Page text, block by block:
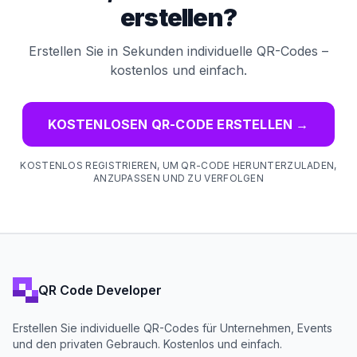
erstellen?
Erstellen Sie in Sekunden individuelle QR-Codes –
kostenlos und einfach.
KOSTENLOSEN QR-CODE ERSTELLEN →
KOSTENLOS REGISTRIEREN, UM QR-CODE HERUNTERZULADEN,
ANZUPASSEN UND ZU VERFOLGEN
QR Code Developer
Erstellen Sie individuelle QR-Codes für Unternehmen, Events
und den privaten Gebrauch. Kostenlos und einfach.